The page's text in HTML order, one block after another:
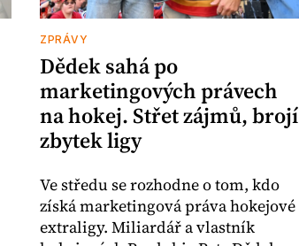
ZPRÁVY
Dědek sahá po
marketingových právech
na hokej. Střet zájmů, brojí
zbytek ligy
Ve středu se rozhodne o tom, kdo
získá marketingová práva hokejové
extraligy. Miliardář a vlastník